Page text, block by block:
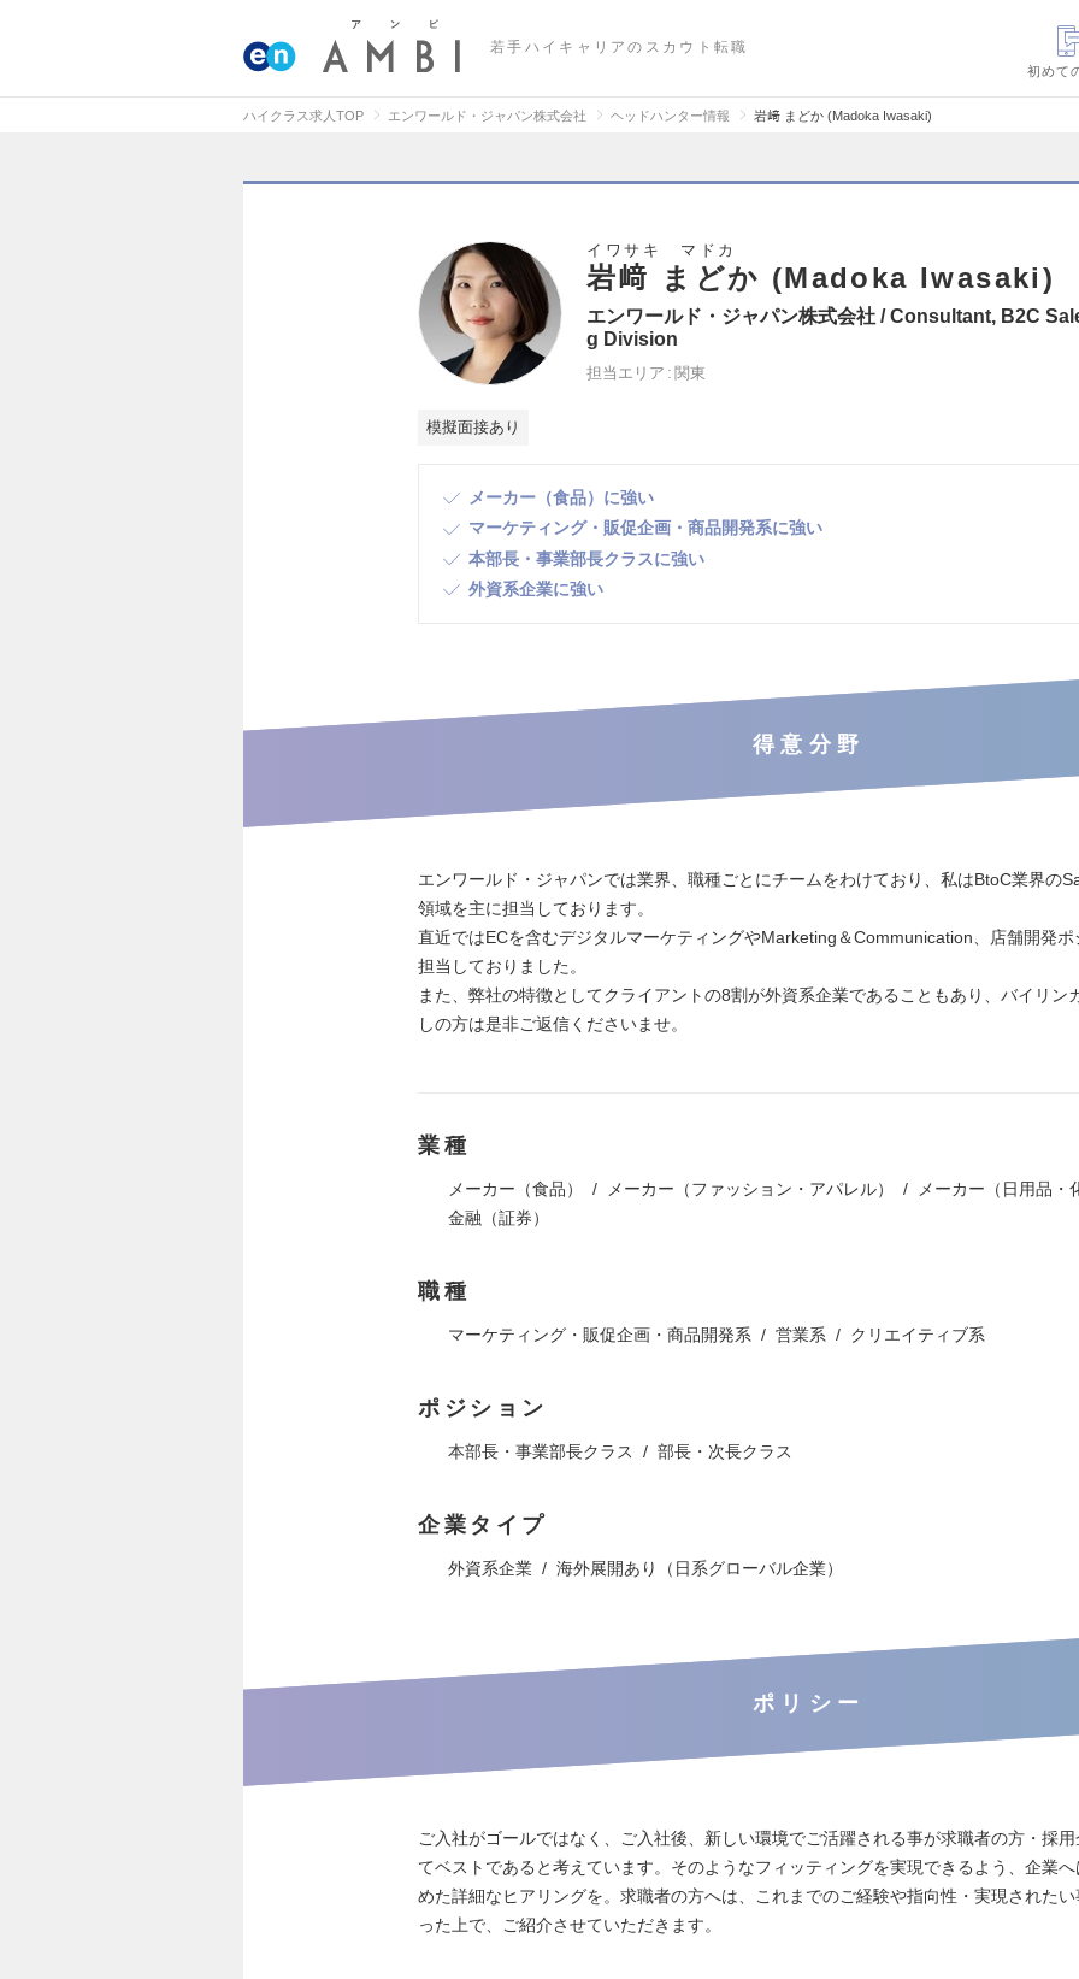
若手ハイキャリアのスカウト転職
初めて
ハイクラス求人TOP エンワールド・ジャパン株式会社 ヘッドハンター情報 岩﨑 まどか (Madoka Iwasaki)
イワサキ マドカ
岩﨑 まどか (Madoka Iwasaki)
エンワールド・ジャパン株式会社 / Consultant, B2C
g Division
担当エリア 関東
模擬面接あり
メーカー（食品）に強い
マーケティング・販促企画・商品開発系に強い
本部長・事業部長クラスに強い
外資系企業に強い
得意分野
エンワールド・ジャパンでは業界、職種ごとにチームをわけており、私はBtoC業界の
領域を主に担当しております。
直近ではECを含むデジタルマーケティングやMarketing＆Communication、店舗開発
担当しておりました。
また、弊社の特徴としてクライアントの8割が外資系企業であることもあり、バイリン
しの方は是非ご返信くださいませ。
業種
メーカー（食品） メーカー（ファッション・アパレル）
メーカー（日用品・
金融（証券）
職種
マーケティング・販促企画・商品開発系 営業系 クリエイティブ系
ポジション
本部長・事業部長クラス 部長・次長クラス
企業タイプ
外資系企業 海外展開あり（日系グローバル企業）
ポリシー
ご入社がゴールではなく、ご入社後、新しい環境でご活躍される事が求職者の方・採
てベストであると考えています。そのようなフィッティングを実現できるよう、企業
めた詳細なヒアリングを。求職者の方へは、これまでのご経験や指向性・実現された
った上で、ご紹介させていただきます。